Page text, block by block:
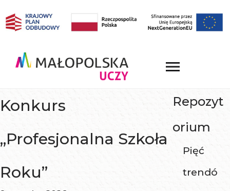
Konkurs
„Profesjonalna Szkoła
Roku”
Repozyt
orium
Pięć
trendó